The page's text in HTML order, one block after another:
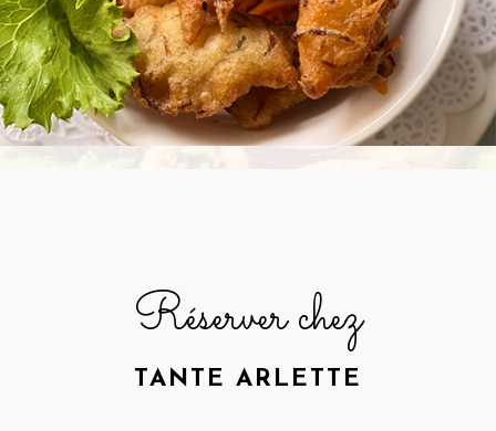
Réserver chez
TANTE ARLETTE